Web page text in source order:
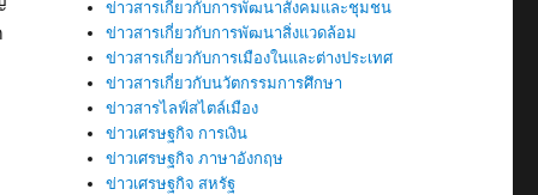
ข่าวสารเกี่ยวกับการพัฒนาสังคมและชุมชน
ข่าวสารเกี่ยวกับการพัฒนาสิ่งแวดล้อม
ข่าวสารเกี่ยวกับการเมืองในและต่างประเทศ
ข่าวสารเกี่ยวกับนวัตกรรมการศึกษา
ข่าวสารไลฟ์สไตล์เมือง
ข่าวเศรษฐกิจ การเงิน
ข่าวเศรษฐกิจ ภาษาอังกฤษ
ข่าวเศรษฐกิจ สหรัฐ